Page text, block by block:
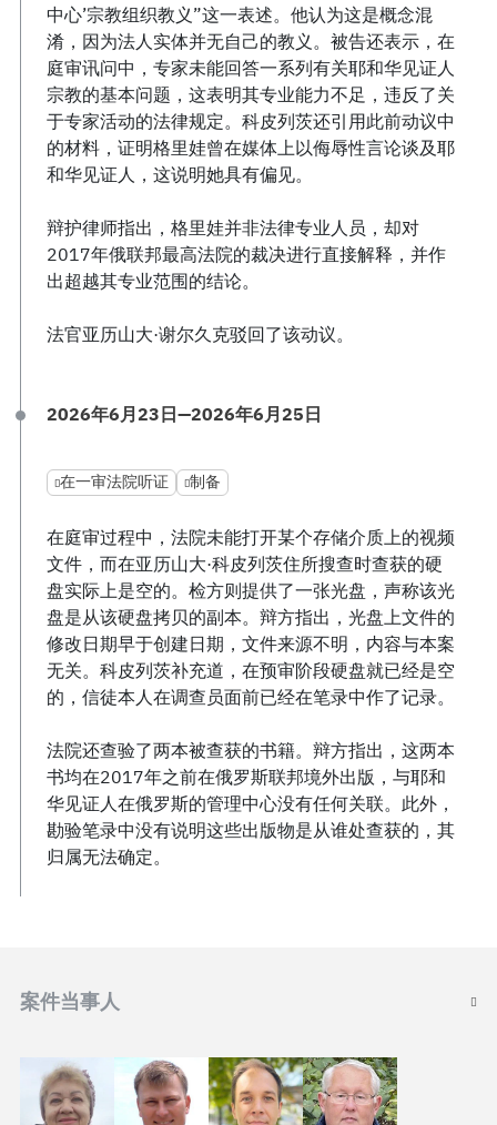
中心’宗教组织教义”这一表述。他认为这是概念混
淆，因为法人实体并无自己的教义。被告还表示，在
庭审讯问中，专家未能回答一系列有关耶和华见证人
宗教的基本问题，这表明其专业能力不足，违反了关
于专家活动的法律规定。科皮列茨还引用此前动议中
的材料，证明格里娃曾在媒体上以侮辱性言论谈及耶
和华见证人，这说明她具有偏见。
辩护律师指出，格里娃并非法律专业人员，却对
2017年俄联邦最高法院的裁决进行直接解释，并作
出超越其专业范围的结论。
法官亚历山大·谢尔久克驳回了该动议。
2026年6月23日—2026年6月25日
在一审法院听证 制备
在庭审过程中，法院未能打开某个存储介质上的视频
文件，而在亚历山大·科皮列茨住所搜查时查获的硬
盘实际上是空的。检方则提供了一张光盘，声称该光
盘是从该硬盘拷贝的副本。辩方指出，光盘上文件的
修改日期早于创建日期，文件来源不明，内容与本案
无关。科皮列茨补充道，在预审阶段硬盘就已经是空
的，信徒本人在调查员面前已经在笔录中作了记录。
法院还查验了两本被查获的书籍。辩方指出，这两本
书均在2017年之前在俄罗斯联邦境外出版，与耶和
华见证人在俄罗斯的管理中心没有任何关联。此外，
勘验笔录中没有说明这些出版物是从谁处查获的，其
归属无法确定。
案件当事人